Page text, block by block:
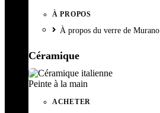
À PROPOS
À propos du verre de Murano
Céramique
Peinte à la main
ACHETER